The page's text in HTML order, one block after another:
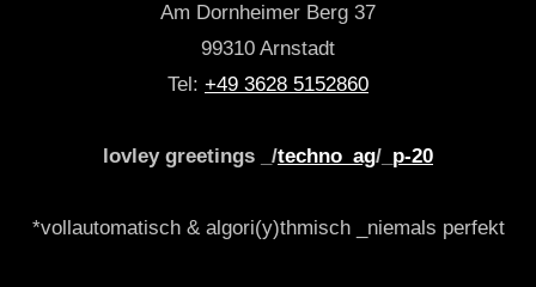
Am Dornheimer Berg 37
99310 Arnstadt
Tel: +49 3628 5152860
lovley greetings _/techno_ag/_ p-20
*vollautomatisch & algori(y)thmisch _niemals perfekt